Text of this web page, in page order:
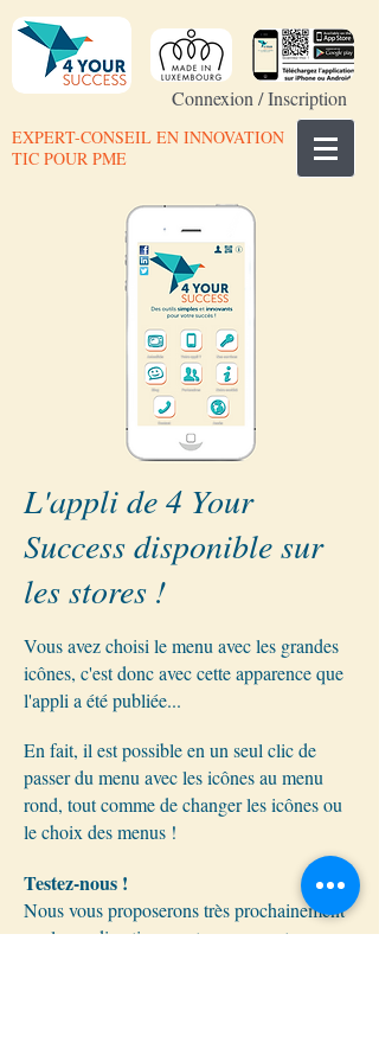
Connexion / Inscription
EXPERT-CONSEIL EN INNOVATION
TIC POUR PME
L'appli de 4 Your
Success disponible sur
les stores !
Vous avez choisi le menu avec les grandes
icônes, c'est donc avec cette apparence que
l'appli a été publiée...
En fait, il est possible en un seul clic de
passer du menu avec les icônes au menu
rond, tout comme de changer les icônes ou
le choix des menus !
Testez-nous !
Nous vous proposerons très prochainement
quelques divertissements pour montrer